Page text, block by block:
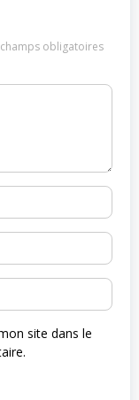
champs obligatoires
site dans le